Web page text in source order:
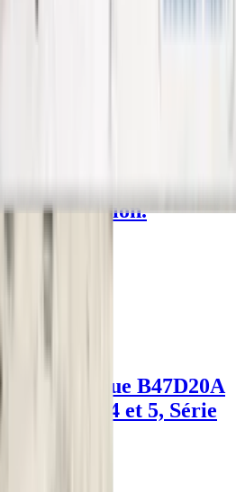
et 5 (référence
et d'occasion.
automatique B47D20A
1, 3, 4 et 5, Série